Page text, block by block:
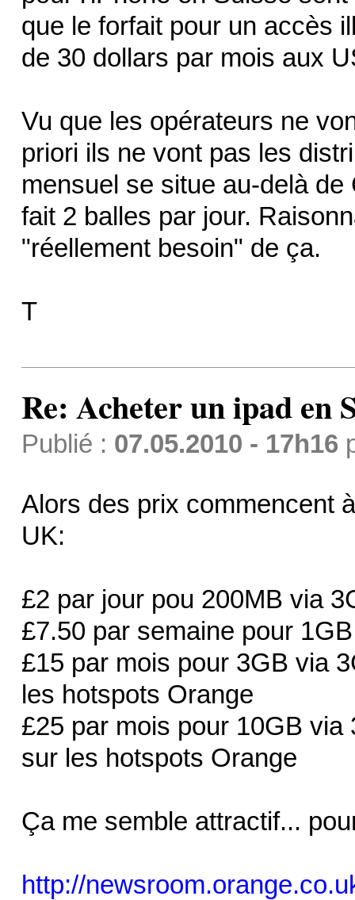
que le forfait pour un accès
de 30 dollars par mois aux
Vu que les opérateurs ne
priori ils ne vont pas les
mensuel se situe au-delà
fait 2 balles par jour.
"réellement besoin" de ça.
T
Re: Acheter un ipad en
Publié : 07.05.2010 - 17h16
Alors des prix commencent
UK:
£2 par jour pou 200MB via
£7.50 par semaine pour
£15 par mois pour 3GB via
les hotspots Orange
£25 par mois pour 10GB
sur les hotspots Orange
Ça me semble attractif...
http://